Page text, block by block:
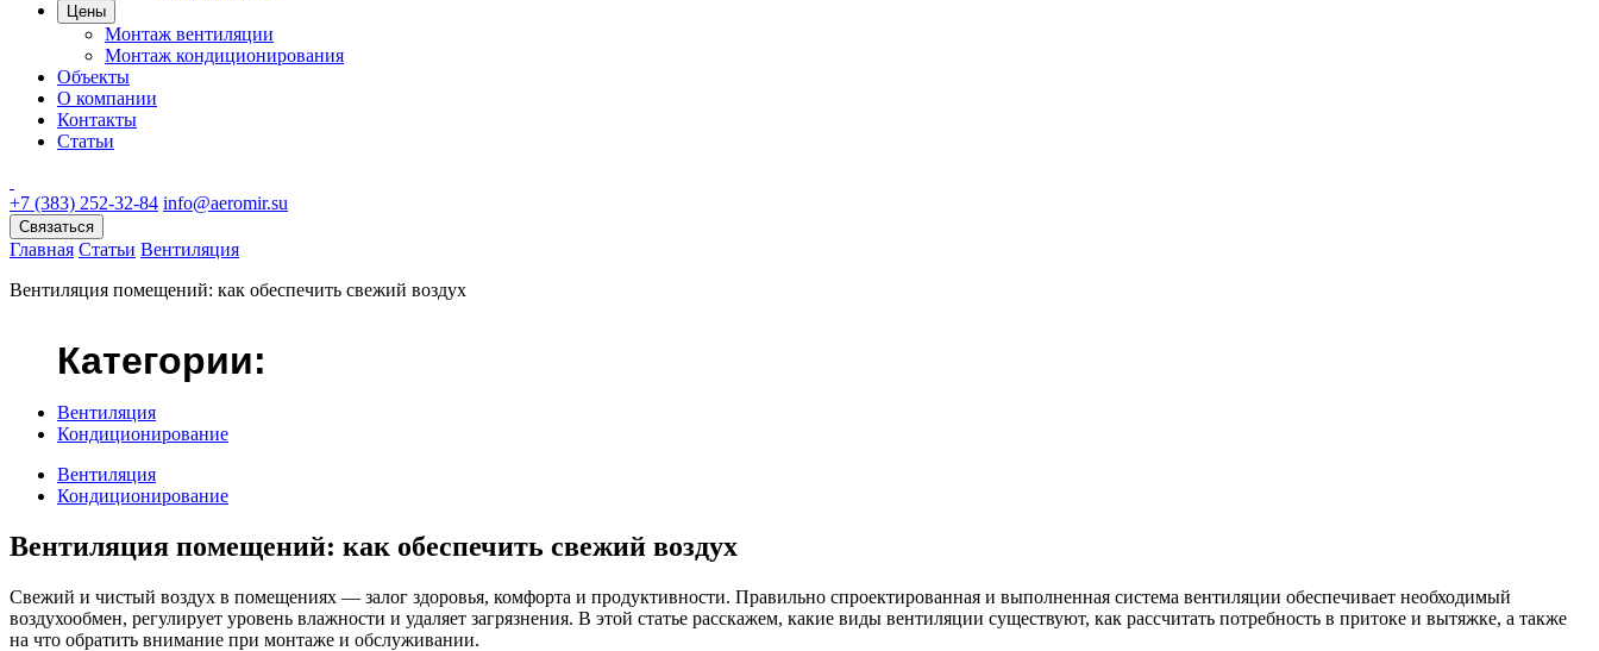
Цены
Монтаж вентиляции
Монтаж кондиционирования
Объекты
О компании
Контакты
Статьи
+7 (383) 252-32-84 info@aeromir.su
Связаться
Главная Статьи Вентиляция
Вентиляция помещений: как обеспечить свежий воздух
Категории:
Вентиляция
Кондиционирование
Вентиляция
Кондиционирование
Вентиляция помещений: как обеспечить свежий воздух
Свежий и чистый воздух в помещениях — залог здоровья, комфорта и продуктивности. Правильно спроектированная и выполненная система вентиляции обеспечивает необходимый
воздухообмен, регулирует уровень влажности и удаляет загрязнения. В этой статье расскажем, какие виды вентиляции существуют, как рассчитать потребность в притоке и вытяжке, а также
на что обратить внимание при монтаже и обслуживании.